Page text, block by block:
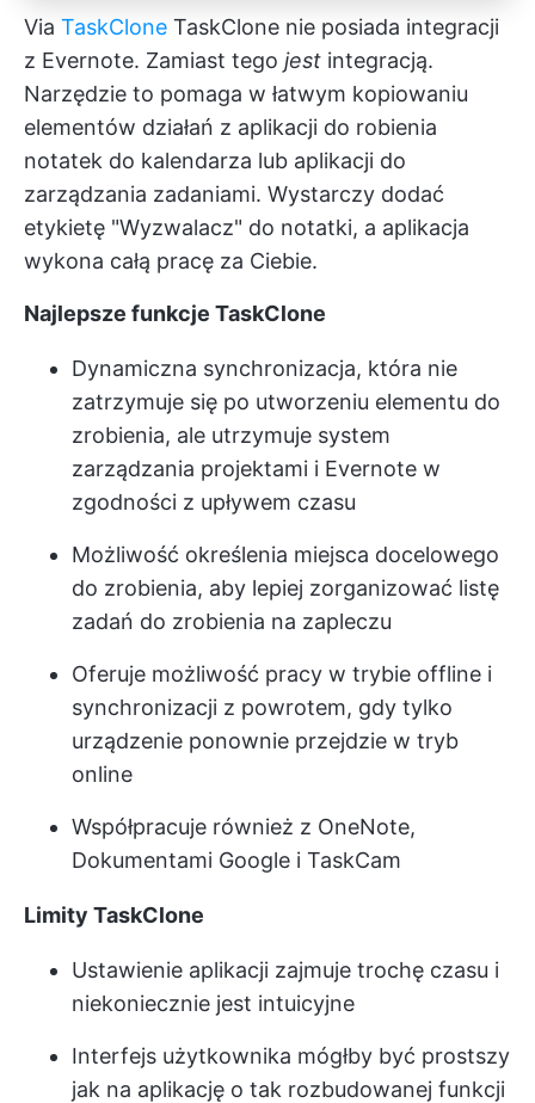
Via TaskClone TaskClone nie posiada integracji
z Evernote. Zamiast tego jest integracją.
Narzędzie to pomaga w łatwym kopiowaniu
elementów działań z aplikacji do robienia
notatek do kalendarza lub aplikacji do
zarządzania zadaniami. Wystarczy dodać
etykietę "Wyzwalacz" do notatki, a aplikacja
wykona całą pracę za Ciebie.
Najlepsze funkcje TaskClone
Dynamiczna synchronizacja, która nie
zatrzymuje się po utworzeniu elementu do
zrobienia, ale utrzymuje system
zarządzania projektami i Evernote w
zgodności z upływem czasu
Możliwość określenia miejsca docelowego
do zrobienia, aby lepiej zorganizować listę
zadań do zrobienia na zapleczu
Oferuje możliwość pracy w trybie offline i
synchronizacji z powrotem, gdy tylko
urządzenie ponownie przejdzie w tryb
online
Współpracuje również z OneNote,
Dokumentami Google i TaskCam
Limity TaskClone
Ustawienie aplikacji zajmuje trochę czasu i
niekoniecznie jest intuicyjne
Interfejs użytkownika mógłby być prostszy
jak na aplikację o tak rozbudowanej funkcji